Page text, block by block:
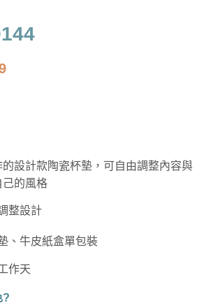
設計款陶瓷杯墊，可自由調整內容與
己的風格
整設計
、牛皮紙盒單包裝
作天
?